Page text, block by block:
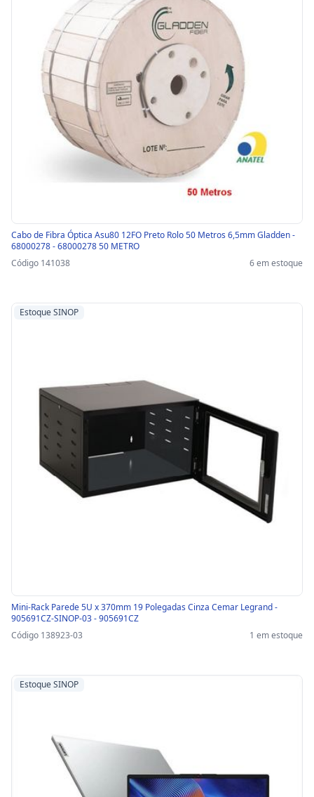
Cabo de Fibra Óptica Asu80 12FO Preto Rolo 50 Metros 6,5mm Gladden -
68000278 - 68000278 50 METRO
Código 141038
6 em estoque
Estoque SINOP
Mini-Rack Parede 5U x 370mm 19 Polegadas Cinza Cemar Legrand -
905691CZ-SINOP-03 - 905691CZ
Código 138923-03
1 em estoque
Estoque SINOP